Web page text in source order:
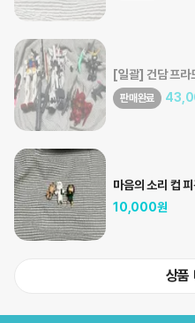
[일괄] 건담 프라
판매완료
마음의 소리 컵 피
10,000원
상품